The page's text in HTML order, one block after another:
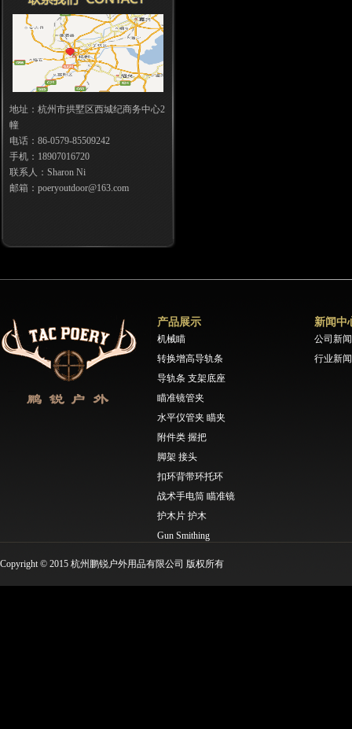
地址：杭州市拱墅区西城纪商务中心2
幢
电话：86-0579-85509242
手机：18907016720
联系人：Sharon Ni
邮箱：poeryoutdoor@163.com
产品展示
机械瞄
转换增高导轨条
导轨条 支架底座
瞄准镜管夹
水平仪管夹 瞄夹
附件类 握把
脚架 接头
扣环背带环托环
战术手电筒 瞄准镜
护木片 护木
Gun Smithing
新闻中
公司新闻
行业新闻
Copyright © 2015 杭州鹏锐户外用品有限公司 版权所有